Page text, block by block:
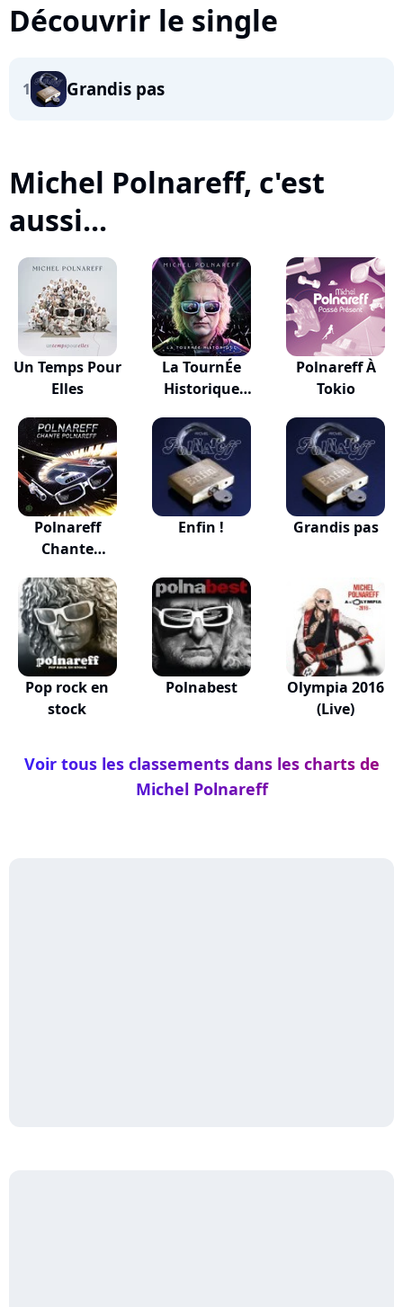
Découvrir le single
1 Grandis pas
Michel Polnareff, c'est
aussi...
Un Temps Pour
Elles
La TournÉe
Historique
Polnareff À
Tokio
Polnareff
Chante
Enfin ! Grandis pas
Pop rock en
stock
Polnabest
Olympia 2016
(Live)
Voir tous les classements dans les charts de
Michel Polnareff